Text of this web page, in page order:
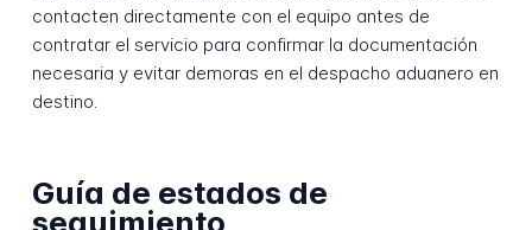
contacten directamente con el equipo antes de
contratar el servicio para confirmar la documentación
necesaria y evitar demoras en el despacho aduanero en
destino.
Guía de estados de
seguimiento